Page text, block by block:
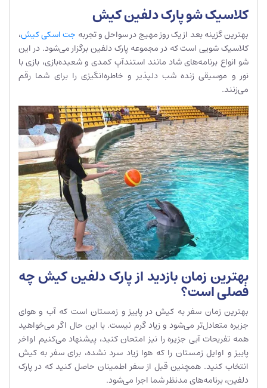
کلاسیک شو پارک دلفین کیش
بهترین گزینه بعد از یک روز مهیج در سواحل و تجربه جت اسکی کیش،
کلاسیک شویی است که در مجموعه پارک دلفین برگزار می‌شود. در این
شو انواع برنامه‌های شاد مانند استندآپ کمدی و شعبده‌بازی، بازی با
نور و موسیقی زنده شب دلپذیر و خاطره‌انگیزی را برای شما رقم
می‌زنند.
بهترین زمان بازدید از پارک دلفین کیش چه
فصلی است؟
بهترین زمان سفر به کیش در پاییز و زمستان است که آب و هوای
جزیره متعادل‌تر می‌شود و زیاد گرم نیست. با این حال اگر می‌خواهید
همه تفریحات آبی جزیره را نیز امتحان کنید، پیشنهاد می‌کنیم اواخر
پاییز و اوایل زمستان را که هوا زیاد سرد نشده، برای سفر به کیش
انتخاب کنید. همچنین قبل از سفر اطمینان حاصل کنید که در پارک
دلفین، برنامه‌های مدنظر شما اجرا می‌شود.